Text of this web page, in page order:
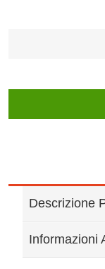
Descrizione
Informazioni